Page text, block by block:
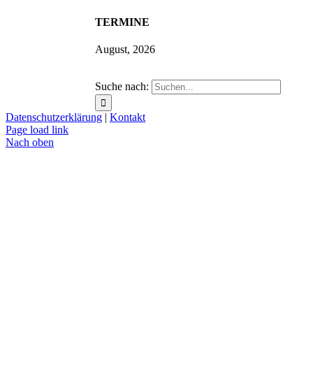
TERMINE
August, 2026
Suche nach:
Datenschutzerklärung | Kontakt
Page load link
Nach oben